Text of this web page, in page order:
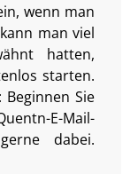
wenn man
man viel
hatten,
starten.
Sie
E-Mail-
dabei.